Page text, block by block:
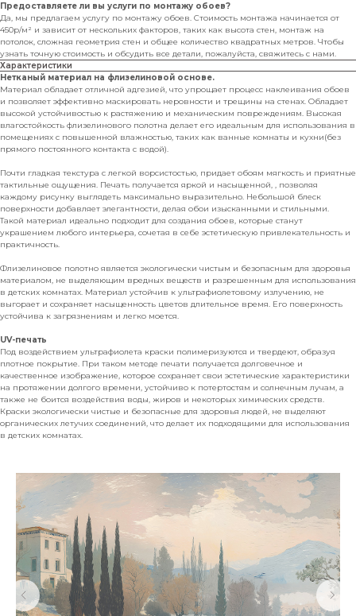
Предоставляете ли вы услуги по монтажу обоев?
Да, мы предлагаем услугу по монтажу обоев. Стоимость монтажа начинается от
450р/м² и зависит от нескольких факторов, таких как высота стен, монтаж на
потолок, сложная геометрия стен и общее количество квадратных метров. Чтобы
узнать точную стоимость и обсудить все детали, пожалуйста, свяжитесь с нами.
Характеристики
Нетканый материал на флизелиновой основе.
Материал обладает отличной адгезией, что упрощает процесс наклеивания обоев
и позволяет эффективно маскировать неровности и трещины на стенах. Обладает
высокой устойчивостью к растяжению и механическим повреждениям. Высокая
влагостойкость флизелинового полотна делает его идеальным для использования в
помещениях с повышенной влажностью, таких как ванные комнаты и кухни(без
прямого постоянного контакта с водой).
Почти гладкая текстура с легкой ворсистостью, придает обоям мягкость и приятные
тактильные ощущения. Печать получается яркой и насыщенной, , позволяя
каждому рисунку выглядеть максимально выразительно. Небольшой блеск
поверхности добавляет элегантности, делая обои изысканными и стильными.
Такой материал идеально подходит для создания обоев, которые станут
украшением любого интерьера, сочетая в себе эстетическую привлекательность и
практичность.
Флизелиновое полотно является экологически чистым и безопасным для здоровья
материалом, не выделяющим вредных веществ и разрешенным для использования
в детских комнатах. Материал устойчив к ультрафиолетовому излучению, не
выгорает и сохраняет насыщенность цветов длительное время. Его поверхность
устойчива к загрязнениям и легко моется.
UV-печать
Под воздействием ультрафиолета краски полимеризуются и твердеют, образуя
плотное покрытие. При таком методе печати получается долговечное и
качественное изображение, которое сохраняет свои эстетические характеристики
на протяжении долгого времени, устойчиво к потертостям и солнечным лучам, а
также не боится воздействия воды, жиров и некоторых химических средств.
Краски экологически чистые и безопасные для здоровья людей, не выделяют
органических летучих соединений, что делает их подходящими для использования
в детских комнатах.